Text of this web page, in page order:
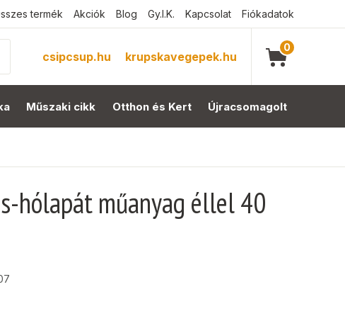
termék Akciók Blog Gy.I.K. Kapcsolat Fiókadatok
csipcsup.hu krupskavegepek.hu
0
Műszaki cikk Otthon és Kert Újracsomagolt
hólapát műanyag éllel 40